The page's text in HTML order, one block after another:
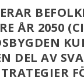
ÅR 2050
DEL AV